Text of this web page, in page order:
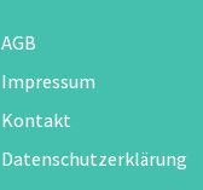
AGB
Impressum
Kontakt
Datenschutzerklärung